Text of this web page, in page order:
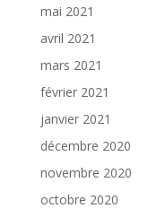
mai 2021
avril 2021
mars 2021
février 2021
janvier 2021
décembre 2020
novembre 2020
octobre 2020